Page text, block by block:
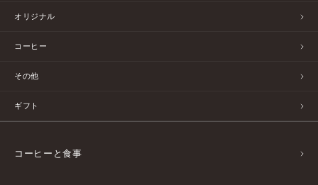
オリジナル
コーヒー
その他
ギフト
コーヒーと食事